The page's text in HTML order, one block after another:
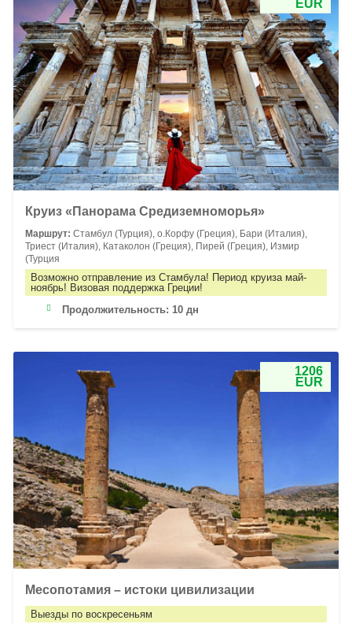
EUR
Круиз «Панорама Средиземноморья»
Маршрут: Стамбул (Турция), о.Корфу (Греция), Бари (Италия),
Триест (Италия), Катаколон (Греция), Пирей (Греция), Измир
(Турция
Возможно отправление из Стамбула! Период круиза май-
ноябрь! Визовая поддержка Греции!
Продолжительность: 10 дн
1206
EUR
Месопотамия – истоки цивилизации
Выезды по воскресеньям